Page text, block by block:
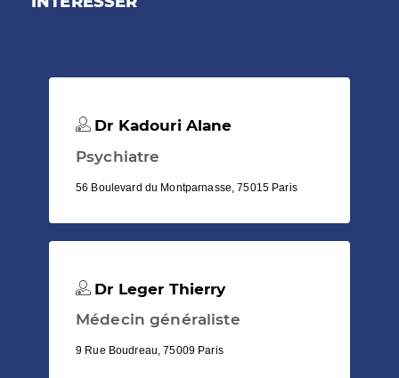
Dr Kadouri Alane
Psychiatre
56 Boulevard du Montparnasse, 75015 Paris
Dr Leger Thierry
Médecin généraliste
9 Rue Boudreau, 75009 Paris